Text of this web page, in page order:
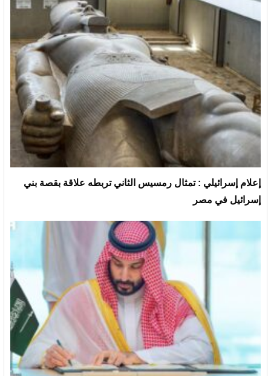
إعلام إسرائيلي : تمثال رمسيس الثاني تربطه علاقة بقصة بني
إسرائيل في مصر